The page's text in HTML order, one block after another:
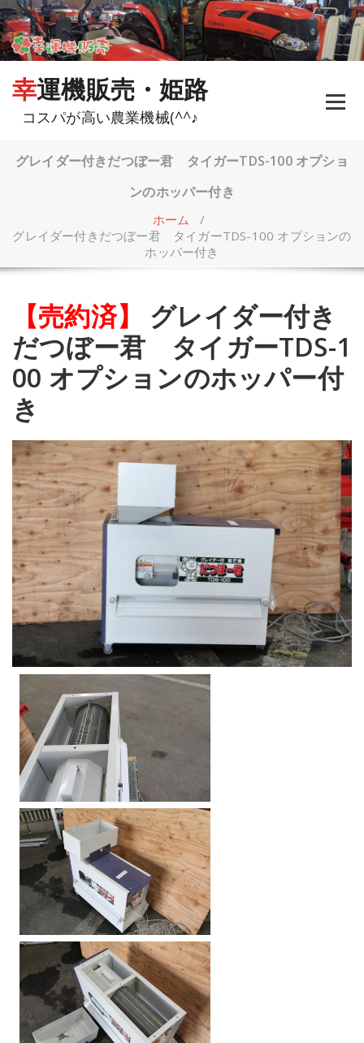
コ
ン
テ
ン
幸運機販売・姫路
コスパが高い農業機械(^^♪
グレイダー付きだつぼー君 タイガーTDS-100 オプショ
ンのホッパー付き
ホーム /
グレイダー付きだつぼー君 タイガーTDS-100 オプションの
ホッパー付き
【売約済】
グレイダー付き
だつぼー君 タイガーTDS-1
00 オプションのホッパー付
き